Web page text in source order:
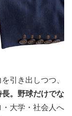
引き出しつつ、
長。野球だけでな
・大学・社会人へ